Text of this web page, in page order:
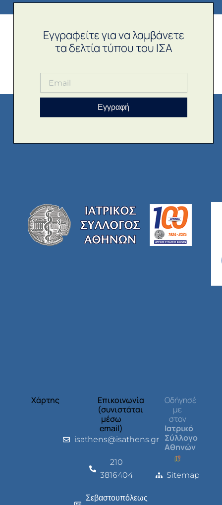
Εγγραφείτε για να λαμβάνετε
τα δελτία τύπου του ΙΣΑ
Εγγραφή
Χάρτης
Επικοινωνία
(συνιστάται
μέσω
email)
isathens@isathens.gr
210
3816404
Σεβαστουπόλεως
Οδήγησέ
με
στον
Ιατρικό
Σύλλογο
Αθηνών
Sitemap